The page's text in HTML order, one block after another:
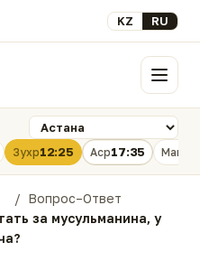
Выберите язык
KZ RU
Меню
Зухр12:25 Аср17:35
Вопрос–Ответ
за мусульманина, у